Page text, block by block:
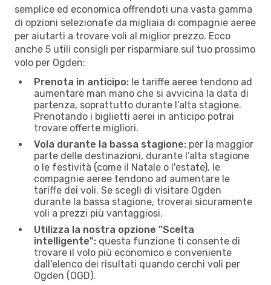
semplice ed economica offrendoti una vasta gamma
di opzioni selezionate da migliaia di compagnie aeree
per aiutarti a trovare voli al miglior prezzo. Ecco
anche 5 utili consigli per risparmiare sul tuo prossimo
volo per Ogden:
Prenota in anticipo: le tariffe aeree tendono ad
aumentare man mano che si avvicina la data di
partenza, soprattutto durante l’alta stagione.
Prenotando i biglietti aerei in anticipo potrai
trovare offerte migliori.
Vola durante la bassa stagione: per la maggior
parte delle destinazioni, durante l’alta stagione
o le festività (come il Natale o l'estate), le
compagnie aeree tendono ad aumentare le
tariffe dei voli. Se scegli di visitare Ogden
durante la bassa stagione, troverai sicuramente
voli a prezzi più vantaggiosi.
Utilizza la nostra opzione "Scelta
intelligente": questa funzione ti consente di
trovare il volo più economico e conveniente
dall'elenco dei risultati quando cerchi voli per
Ogden (OGD).